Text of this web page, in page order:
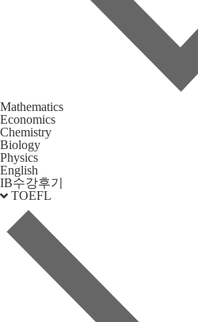
Mathematics
Economics
Chemistry
Biology
Physics
English
IB수강후기
TOEFL